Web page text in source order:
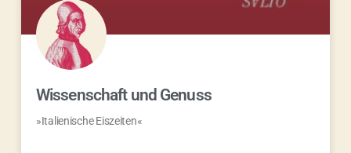
Wissenschaft und Genuss
»Italienische Eiszeiten«